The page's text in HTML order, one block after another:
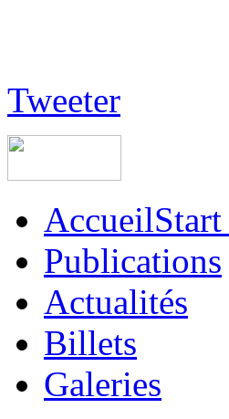
Tweeter
Accueil
Publications
Actualités
Billets
Galeries